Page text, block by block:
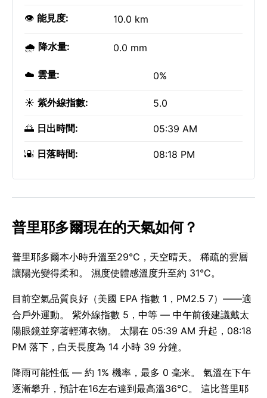
👁️ 能見度: 10.0 km
🌧️ 降水量: 0.0 mm
☁️ 雲量: 0%
☀️ 紫外線指數: 5.0
🌅 日出時間: 05:39 AM
🌇 日落時間: 08:18 PM
普里耶多爾現在的天氣如何？
普里耶多爾本小時升溫至29°C，天空晴天。 稀疏的雲層
讓陽光變得柔和。 濕度使體感溫度升至約 31°C。
目前空氣品質良好（美國 EPA 指數 1，PM2.5 7）——適
合戶外運動。 紫外線指數 5，中等 — 中午前後建議戴太
陽眼鏡並穿著輕薄衣物。 太陽在 05:39 AM 升起，08:18
PM 落下，白天長度為 14 小時 39 分鐘。
降雨可能性低 — 約 1% 機率，最多 0 毫米。 氣溫在下午
逐漸攀升，預計在16左右達到最高溫36°C。 這比普里耶